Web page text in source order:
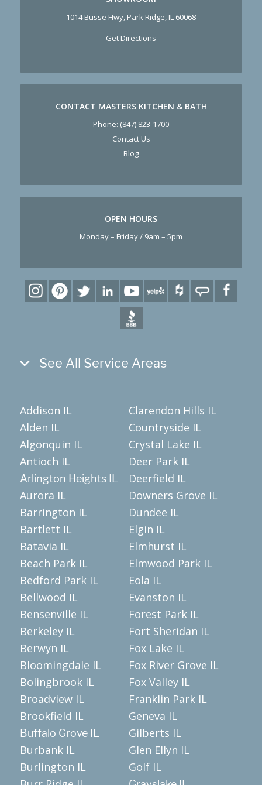
1014 Busse Hwy, Park Ridge, IL 60068
Get Directions
CONTACT MASTERS KITCHEN & BATH
Phone: (847) 823-1700
Contact Us
Blog
OPEN HOURS
Monday – Friday / 9am – 5pm
See All Service Areas
Addison IL
Alden IL
Algonquin IL
Antioch IL
Arlington Heights IL
Aurora IL
Barrington IL
Bartlett IL
Batavia IL
Beach Park IL
Bedford Park IL
Bellwood IL
Bensenville IL
Berkeley IL
Berwyn IL
Bloomingdale IL
Bolingbrook IL
Broadview IL
Brookfield IL
Buffalo Grove IL
Burbank IL
Burlington IL
Clarendon Hills IL
Countryside IL
Crystal Lake IL
Deer Park IL
Deerfield IL
Downers Grove IL
Dundee IL
Elgin IL
Elmhurst IL
Elmwood Park IL
Eola IL
Evanston IL
Forest Park IL
Fort Sheridan IL
Fox Lake IL
Fox River Grove IL
Fox Valley IL
Franklin Park IL
Geneva IL
Gilberts IL
Glen Ellyn IL
Golf IL